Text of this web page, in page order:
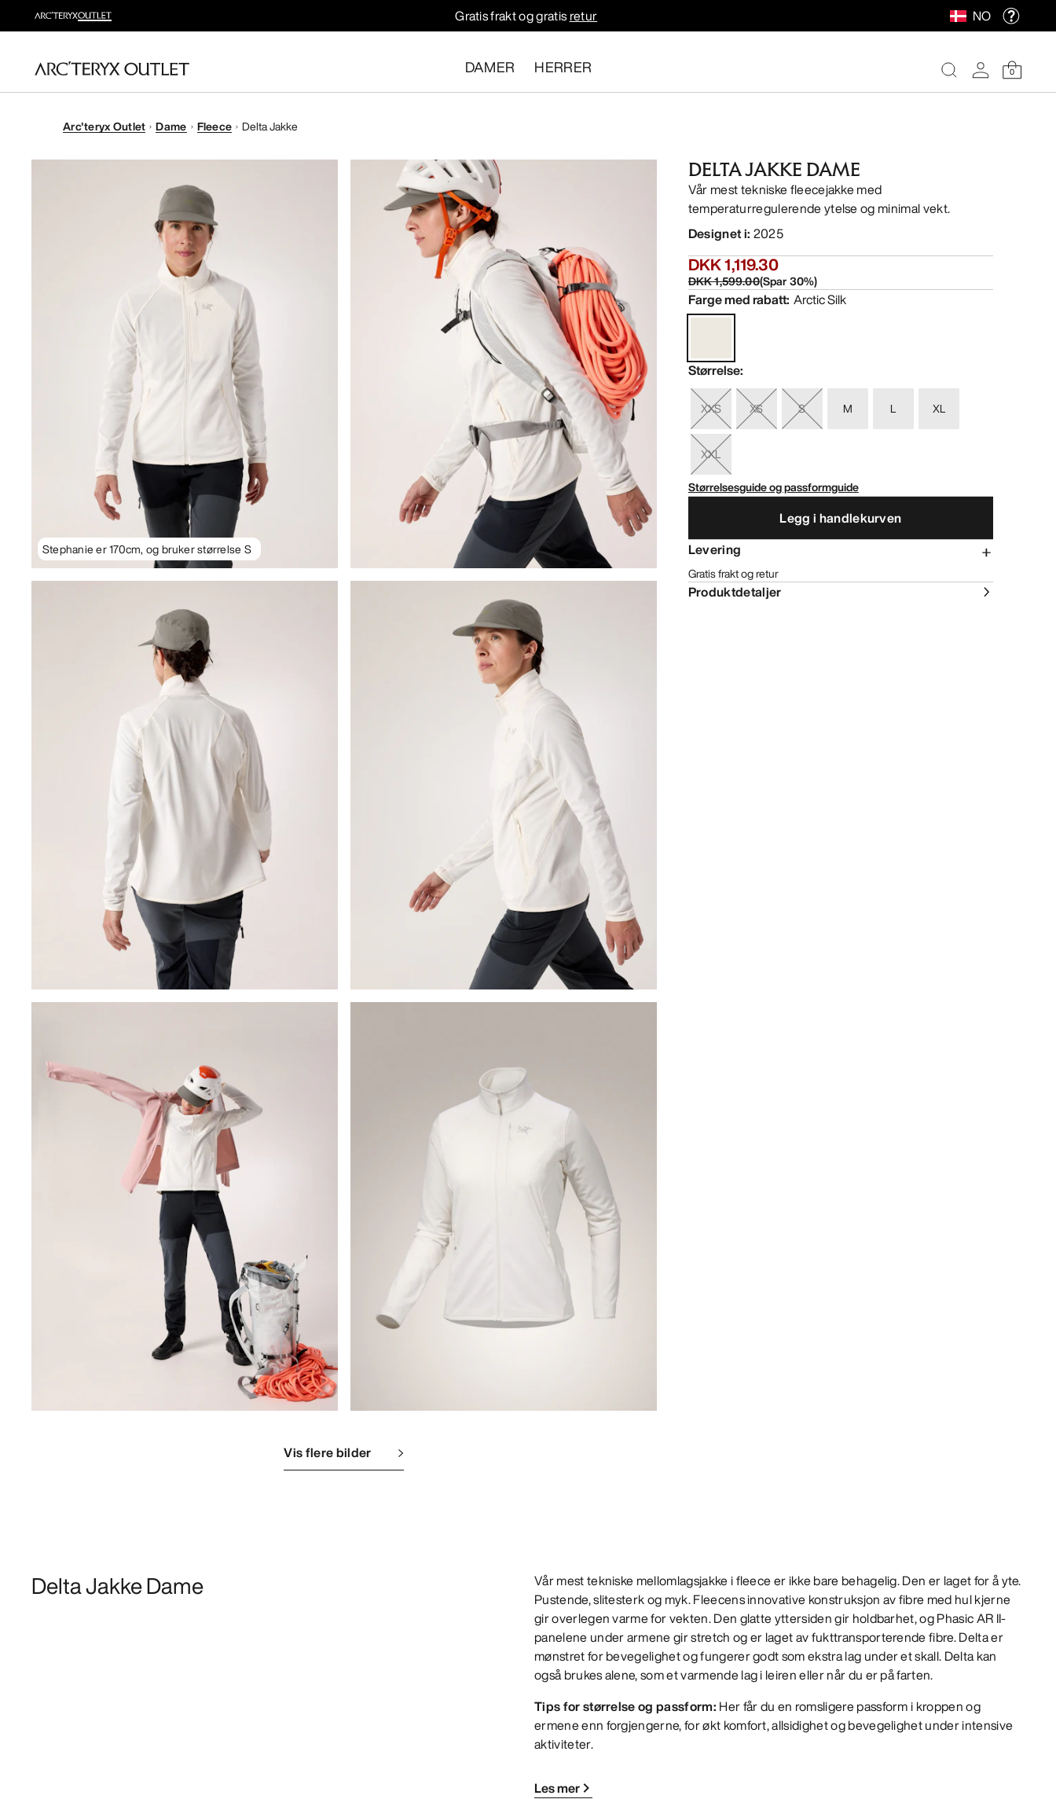
Gratis frakt og gratisretur NO
DAMER HERRER 0
Arc'teryx Outlet Dame Fleece Delta Jakke
Stephanie er 170cm, og bruker størrelse S
Vis flere bilder
DELTA JAKKE DAME
Vår mest tekniske fleecejakke med
temperaturregulerende ytelse og minimal vekt.
Designet i: 2025
DKK 1,119.30
DKK 1,599.00(Spar30%)
Farge med rabatt: Arctic Silk
Størrelse:
XXS XS S M L XL
XXL
Størrelsesguide og passformguide
Legg i handlekurven
Levering
Gratis frakt og retur
Produktdetaljer
Delta Jakke Dame
Vår mest tekniske mellomlagsjakke i fleece er ikke bare behagelig. Den er laget for å yte.
Pustende, slitesterk og myk. Fleecens innovative konstruksjon av fibre med hul kjerne
gir overlegen varme for vekten. Den glatte yttersiden gir holdbarhet, og Phasic AR II-
panelene under armene gir stretch og er laget av fukttransporterende fibre. Delta er
mønstret for bevegelighet og fungerer godt som ekstra lag under et skall. Delta kan
også brukes alene, som et varmende lag i leiren eller når du er på farten.
Tips for størrelse og passform: Her får du en romsligere passform i kroppen og
ermene enn forgjengerne, for økt komfort, allsidighet og bevegelighet under intensive
aktiviteter.
Les mer